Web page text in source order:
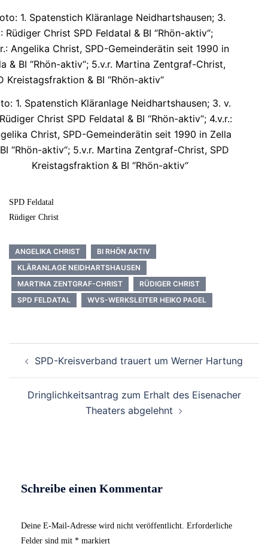
1. Spatenstich Kläranlage Neidhartshausen; 3. v.
Christ SPD Feldatal & BI “Rhön-aktiv“; 4.v.r.:
Christ, SPD-Gemeinderätin seit 1990 in Zella
“Rhön-aktiv“; 5.v.r. Martina Zentgraf-Christ, SPD
Kreistagsfraktion & BI “Rhön-aktiv“
SPD Feldatal
Rüdiger Christ
ANGELIKA CHRIST
BI RHÖN AKTIV
KLÄRANLAGE NEIDHARTSHAUSEN
MARTINA ZENTGRAF-CHRIST
RÜDIGER CHRIST
SPD FELDATAL
WVS-WERKSLEITER HEIKO PAGEL
Navigation
SPD-Kreisverband trauert um Werner Hartung
Dringlichkeitsantrag zum Erhalt des Eisenacher
Theaters abgelehnt
Schreibe einen Kommentar
Deine E-Mail-Adresse wird nicht veröffentlicht. Erforderliche
Felder sind mit * markiert